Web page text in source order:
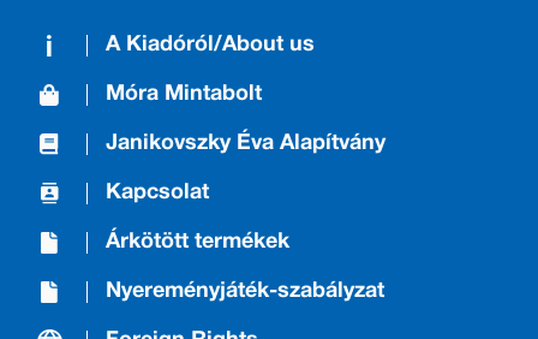
A Kiadóról/About us
Móra Mintabolt
Janikovszky Éva Alapítvány
Kapcsolat
Árkötött termékek
Nyereményjáték-szabályzat